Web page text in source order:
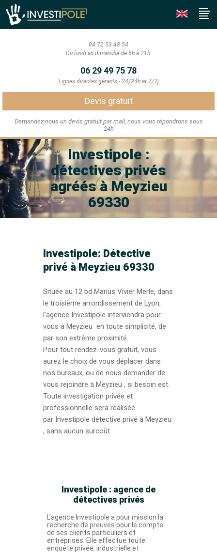
04 72 53 48 54
Du lundi au dimanche de 6h à 21h.
06 29 49 75 78
Lignes directes gérants - 24/24h et 7/7j
Devis gratuit
Demandez-nous un devis gratuit par mail, nous vous répondrons sous
24h
Investipole :
détectives privés
agréés à Meyzieu
69330
Investipole: Détective
privé à Meyzieu 69330
Située au 12 bd Marius Vivier Merle, dans
le troisième arrondissement de Lyon,
l’agence Investipole interviendra pour
vous à Meyzieu en toute simplicité, de
par son extrême proximité.
Pour tout rendez-vous gratuit, vous
aurez le choix de vous déplacer dans
nos bureaux, ou de nous demander de
vous rejoindre à Meyzieu , si besoin est.
Toute investigation privée et
professionnelle sera réalisée
par Investipole détective privé à Meyzieu
, sans aucun surcoût.